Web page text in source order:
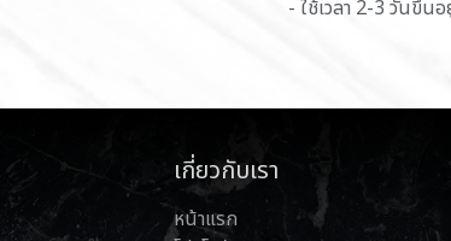
- ใช้เวลา 2-3 วันขึ้น
เกี่ยวกับเรา
หน้าแรก